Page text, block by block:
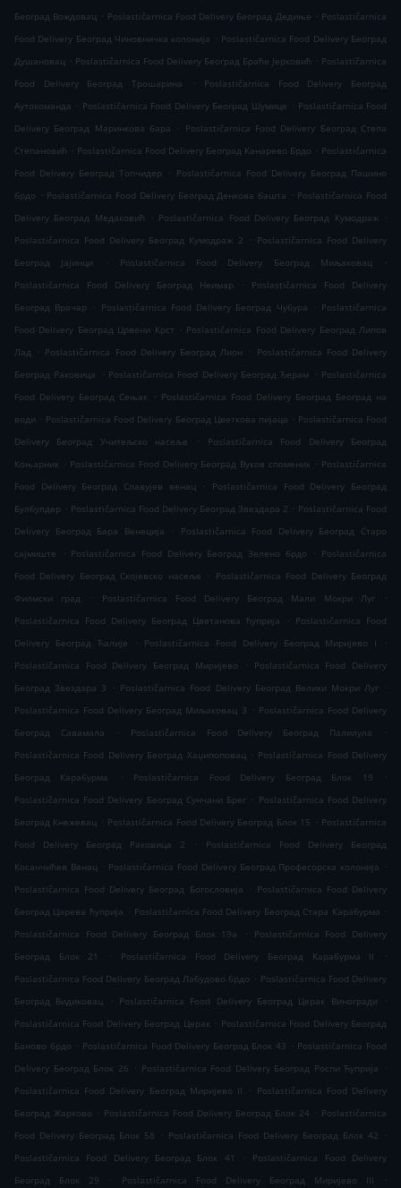
Београд Вождовац . Poslastičarnica Food Delivery Београд Дедиње . Poslastičarnica
Food Delivery Београд Чиновничка колонија . Poslastičarnica Food Delivery Београд
Душановац . Poslastičarnica Food Delivery Београд Браће Јерковић . Poslastičarnica
Food Delivery Београд Трошарина
.
Poslastičarnica Food Delivery Београд
Аутокоманда . Poslastičarnica Food Delivery Београд Шумице . Poslastičarnica Food
Delivery Београд Маринкова бара
. Poslastičarnica Food Delivery Београд Степа
Степановић . Poslastičarnica Food Delivery Београд Канарево Брдо . Poslastičarnica
Food Delivery Београд Топчидер
. Poslastičarnica Food Delivery Београд Пашино
брдо . Poslastičarnica Food Delivery Београд Денкова башта . Poslastičarnica Food
Delivery Београд Медаковић
. Poslastičarnica Food Delivery Београд Кумодраж .
Poslastičarnica Food Delivery Београд Кумодраж 2
. Poslastičarnica Food Delivery
Београд Јајинци
. Poslastičarnica Food Delivery Београд Миљаковац
.
Poslastičarnica Food Delivery Београд Неимар
.
Poslastičarnica Food Delivery
Београд Врачар
. Poslastičarnica Food Delivery Београд Чубура . Poslastičarnica
Food Delivery Београд Црвени Крст . Poslastičarnica Food Delivery Београд Липов
Лад
. Poslastičarnica Food Delivery Београд Лион . Poslastičarnica Food Delivery
Београд Раковица
. Poslastičarnica Food Delivery Београд Ђерам . Poslastičarnica
Food Delivery Београд Сењак
. Poslastičarnica Food Delivery Београд Београд на
води . Poslastičarnica Food Delivery Београд Цветкова пијаца . Poslastičarnica Food
Delivery Београд Учитељско насеље
.
Poslastičarnica Food Delivery Београд
Коњарник . Poslastičarnica Food Delivery Београд Вуков споменик . Poslastičarnica
Food Delivery Београд Славујев венац
.
Poslastičarnica Food Delivery Београд
Булбулдер . Poslastičarnica Food Delivery Београд Звездара 2 . Poslastičarnica Food
Delivery Београд Бара Венеција
.
Poslastičarnica Food Delivery Београд Старо
сајмиште
. Poslastičarnica Food Delivery Београд Зелено брдо . Poslastičarnica
Food Delivery Београд Скојевско насеље
. Poslastičarnica Food Delivery Београд
Филмски град
. Poslastičarnica Food Delivery Београд Мали Мокри Луг
.
Poslastičarnica Food Delivery Београд Цветанова ћуприја
. Poslastičarnica Food
Delivery Београд Ћалије
. Poslastičarnica Food Delivery Београд Миријево I
.
Poslastičarnica Food Delivery Београд Миријево
.
Poslastičarnica Food Delivery
Београд Звездара 3
. Poslastičarnica Food Delivery Београд Велики Мокри Луг .
Poslastičarnica Food Delivery Београд Миљаковац 3 . Poslastičarnica Food Delivery
Београд Савамала
. Poslastičarnica Food Delivery Београд Палилула
.
Poslastičarnica Food Delivery Београд Хаџипоповац . Poslastičarnica Food Delivery
Београд Карабурма
. Poslastičarnica Food Delivery Београд Блок 19
.
Poslastičarnica Food Delivery Београд Сунчани Брег . Poslastičarnica Food Delivery
Београд Кнежевац . Poslastičarnica Food Delivery Београд Блок 15 . Poslastičarnica
Food Delivery Београд Раковица 2
.
Poslastičarnica Food Delivery Београд
Косанчићев Венац . Poslastičarnica Food Delivery Београд Професорска колонија .
Poslastičarnica Food Delivery Београд Богословија
. Poslastičarnica Food Delivery
Београд Царева ћуприја . Poslastičarnica Food Delivery Београд Стара Карабурма .
Poslastičarnica Food Delivery Београд Блок 19а
.
Poslastičarnica Food Delivery
Београд Блок 21
. Poslastičarnica Food Delivery Београд Карабурма II
.
Poslastičarnica Food Delivery Београд Лабудово брдо . Poslastičarnica Food Delivery
Београд Видиковац
. Poslastičarnica Food Delivery Београд Церак Виногради
.
Poslastičarnica Food Delivery Београд Церак . Poslastičarnica Food Delivery Београд
Баново брдо . Poslastičarnica Food Delivery Београд Блок 43 . Poslastičarnica Food
Delivery Београд Блок 26 . Poslastičarnica Food Delivery Београд Роспи Ћуприја
.
Poslastičarnica Food Delivery Београд Миријево II
. Poslastičarnica Food Delivery
Београд Жарково . Poslastičarnica Food Delivery Београд Блок 24 . Poslastičarnica
Food Delivery Београд Блок 58
. Poslastičarnica Food Delivery Београд Блок 42
.
Poslastičarnica Food Delivery Београд Блок 41
.
Poslastičarnica Food Delivery
Београд Блок 29
. Poslastičarnica Food Delivery Београд Миријево III
.